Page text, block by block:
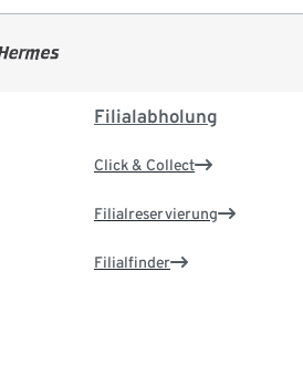
Filialabholung
Click & Collect
Filialreservierung
Filialfinder